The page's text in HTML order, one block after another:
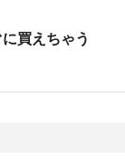
買えちゃう